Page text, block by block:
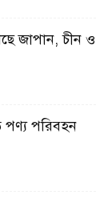
জাপান, চীন ও
পণ্য পরিবহন